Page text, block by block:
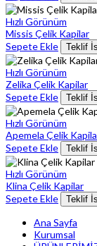
Hızlı Görünüm
Missis Çelik Kapilar
Sepete Ekle
Teklif
Hızlı Görünüm
Zelika Çelik Kapilar
Sepete Ekle
Teklif
Hızlı Görünüm
Apemela Çelik
Sepete Ekle
Teklif
Hızlı Görünüm
Klina Çelik Kapilar
Sepete Ekle
Teklif
Ana Sayfa
Kurumsal